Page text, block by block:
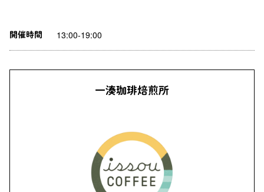
開催時間 13:00-19:00
一湊珈琲焙煎所